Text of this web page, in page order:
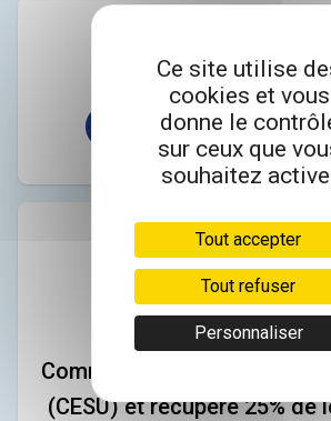
Commandez vos chèques
(CESU) et récupère 25% de
Ce site utilise
cookies et vous
donne le
sur ceux que
souhaitez
Tout accepter
Tout refuser
Personnaliser